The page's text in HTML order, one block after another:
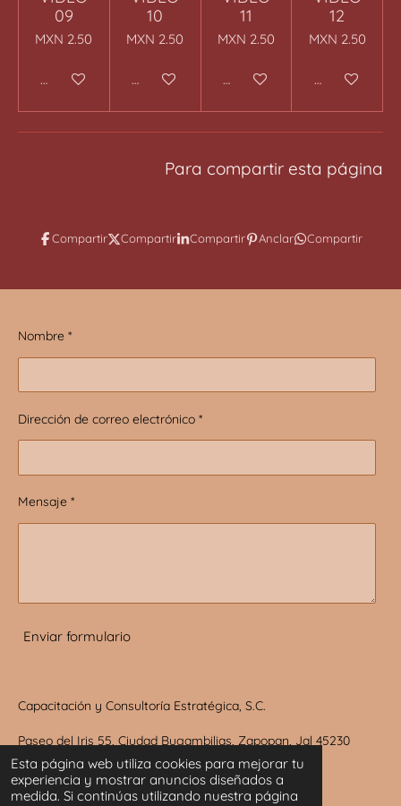
Esta página web utiliza cookies para mejorar tu
experiencia y mostrar anuncios diseñados a
medida. Si continúas utilizando nuestra página
09
MXN 2.50
Añadir al carrito
10
MXN 2.50
Añadir al carrito
11
MXN 2.50
Añadir al carrito
12
MXN 2.50
Añadir al
Para compartir esta página
Compartir Compartir Compartir Anclar Compartir
Nombre *
Dirección de correo electrónico *
Mensaje *
Enviar formulario
Capacitación y Consultoría Estratégica, S.C.
Paseo del Iris 55, Ciudad Bugambilias, Zapopan, Jal 45230
México
Tels. (33) 1380-0578, (33) 1295-0247